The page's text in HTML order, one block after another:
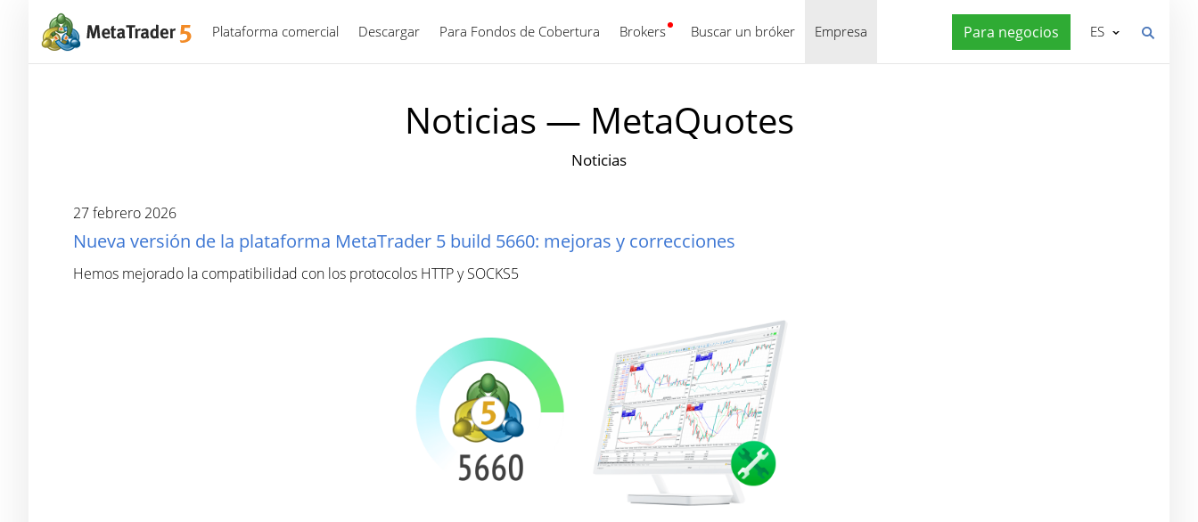
Plataforma comercial Descargar Para Fondos de Cobertura Brokers Buscar un bróker Empresa Para negocios
Español ES
Noticias — MetaQuotes
Noticias
27 febrero 2026
Nueva versión de la plataforma MetaTrader 5 build 5660: mejoras y correcciones
Hemos mejorado la compatibilidad con los protocolos HTTP y SOCKS5